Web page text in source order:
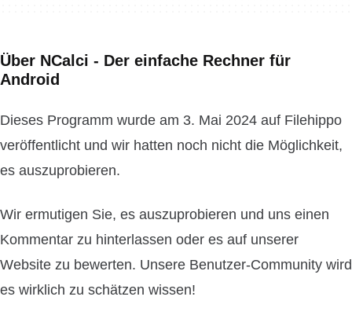
Über NCalci - Der einfache Rechner für
Android
Dieses Programm wurde am 3. Mai 2024 auf Filehippo
veröffentlicht und wir hatten noch nicht die Möglichkeit,
es auszuprobieren.
Wir ermutigen Sie, es auszuprobieren und uns einen
Kommentar zu hinterlassen oder es auf unserer
Website zu bewerten. Unsere Benutzer-Community wird
es wirklich zu schätzen wissen!